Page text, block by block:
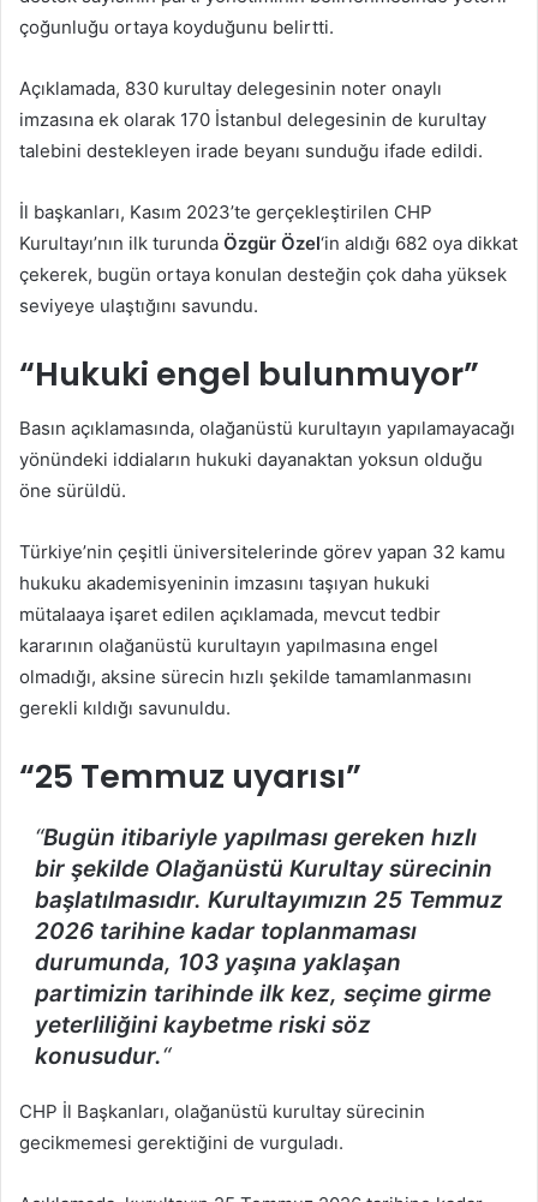
çoğunluğu ortaya koyduğunu belirtti.
Açıklamada, 830 kurultay delegesinin noter onaylı
imzasına ek olarak 170 İstanbul delegesinin de kurultay
talebini destekleyen irade beyanı sunduğu ifade edildi.
İl başkanları, Kasım 2023’te gerçekleştirilen CHP
Kurultayı’nın ilk turunda Özgür Özel‘in aldığı 682 oya dikkat
çekerek, bugün ortaya konulan desteğin çok daha yüksek
seviyeye ulaştığını savundu.
“Hukuki engel bulunmuyor”
Basın açıklamasında, olağanüstü kurultayın yapılamayacağı
yönündeki iddiaların hukuki dayanaktan yoksun olduğu
öne sürüldü.
Türkiye’nin çeşitli üniversitelerinde görev yapan 32 kamu
hukuku akademisyeninin imzasını taşıyan hukuki
mütalaaya işaret edilen açıklamada, mevcut tedbir
kararının olağanüstü kurultayın yapılmasına engel
olmadığı, aksine sürecin hızlı şekilde tamamlanmasını
gerekli kıldığı savunuldu.
“25 Temmuz uyarısı”
“Bugün itibariyle yapılması gereken hızlı
bir şekilde Olağanüstü Kurultay sürecinin
başlatılmasıdır. Kurultayımızın 25 Temmuz
2026 tarihine kadar toplanmaması
durumunda, 103 yaşına yaklaşan
partimizin tarihinde ilk kez, seçime girme
yeterliliğini kaybetme riski söz
konusudur.“
CHP İl Başkanları, olağanüstü kurultay sürecinin
gecikmemesi gerektiğini de vurguladı.